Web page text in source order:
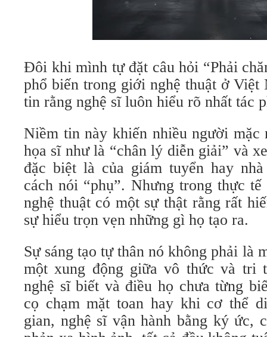
Đôi khi mình tự đặt câu hỏi “Phải
phổ biến trong giới nghệ thuật ở Việt
tin rằng nghệ sĩ luôn hiểu rõ nhất tác
Niềm tin này khiến nhiều người
họa sĩ như là “chân lý diễn giải” và
đặc biệt là của giám tuyển hay
cách nói “phụ”. Nhưng trong thực
nghệ thuật có một sự thật rằng rất
sự hiểu trọn vẹn những gì họ tạo ra.
Sự sáng tạo tự thân nó không phải là
một xung động giữa vô thức và tri
nghệ sĩ biết và điều họ chưa từng
cọ chạm mặt toan hay khi cơ thể
gian, nghệ sĩ vận hành bằng ký ức,